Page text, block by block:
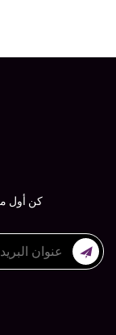
كن أول